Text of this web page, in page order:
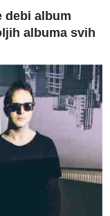
debi album
albuma svih